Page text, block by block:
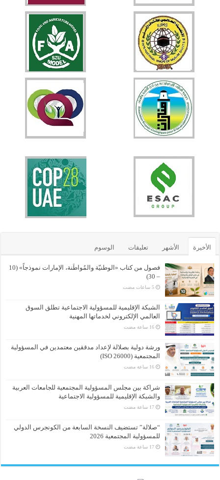
الأخيرة الأشهر تعليقات الوسوم
فصول من كتاب «الوطنيّة والمُواطَنة، الإمارات نموذجاً» (10
– 30)
الشبكة الإقليمية للمسؤولية الاجتماعية تطلق السوق
العالمي الإلكتروني لخدماتها المهنية
ورشة دولية بصلالة لإعداد مدققين معتمدين في المسؤولية
المجتمعية (ISO 26000)
شراكة بين مجلس المسؤولية المجتمعية للجامعات العربية
والشبكة الإقليمية للمسؤولية الاجتماعية
“صلالة” تستضيف النسخة السابعة من الكونجرس الدولي
للمسؤولية المجتمعية 2026